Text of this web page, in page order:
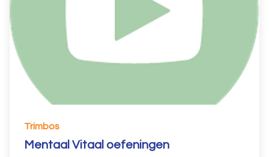
Trimbos
Mentaal Vitaal oefeningen